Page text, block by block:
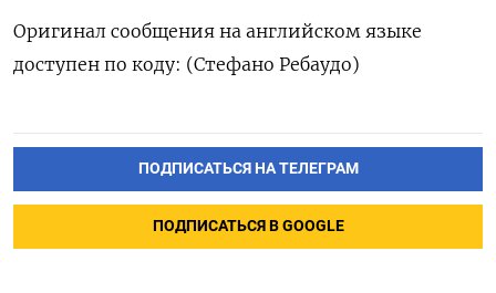
Оригинал сообщения на английском языке
доступен по коду: (Стефано Ребаудо)
ПОДПИСАТЬСЯ НА ТЕЛЕГРАМ
ПОДПИСАТЬСЯ В GOOGLE